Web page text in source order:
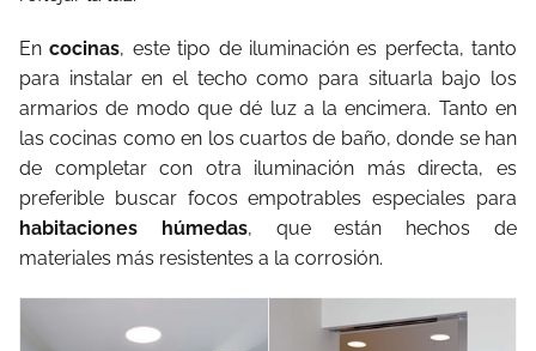
Encocinas, este tipo de iluminación es perfecta, tanto
para instalar en el techo como para situarla bajo los
armarios de modo que dé luz a la encimera. Tanto en
las cocinas como en los cuartos de baño, donde se han
de completar con otra iluminación más directa, es
preferible buscar focos empotrables especiales para
habitaciones húmedas, que están hechos de
materiales más resistentes a la corrosión.